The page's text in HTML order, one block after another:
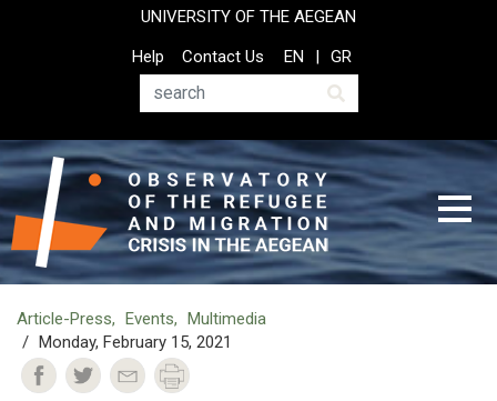
UNIVERSITY OF THE AEGEAN
Top
Header
Help
Contact Us
Search
EN GR
Article-Press Events
Multimedia
Monday, February 15, 2021